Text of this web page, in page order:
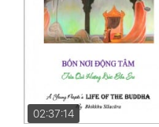
02:37:14